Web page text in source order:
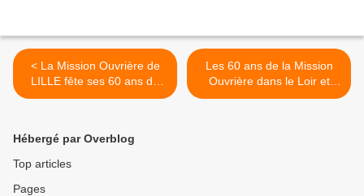
< La Mission Ouvrière de
LILLE fête ses 60 ans de
manière originale
Les 60 ans de la Mission
Ouvrière dans le Loir et
Cher : Une émission RCF et
Hébergé par Overblog
Top articles
Pages